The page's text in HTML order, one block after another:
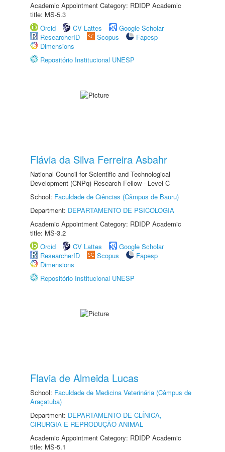
Academic Appointment Category: RDIDP Academic
title: MS-5.3
Orcid
CV Lattes
Google Scholar
ResearcherID
Scopus
Fapesp
Dimensions
Repositório Institucional UNESP
Flávia da Silva Ferreira Asbahr
National Council for Scientific and Technological
Development (CNPq) Research Fellow - Level C
School: Faculdade de Ciências (Câmpus de Bauru)
Department: DEPARTAMENTO DE PSICOLOGIA
Academic Appointment Category: RDIDP Academic
title: MS-3.2
Orcid
CV Lattes
Google Scholar
ResearcherID
Scopus
Fapesp
Dimensions
Repositório Institucional UNESP
Flavia de Almeida Lucas
School: Faculdade de Medicina Veterinária (Câmpus de
Araçatuba)
Department: DEPARTAMENTO DE CLÍNICA,
CIRURGIA E REPRODUÇÃO ANIMAL
Academic Appointment Category: RDIDP Academic
title: MS-5.1